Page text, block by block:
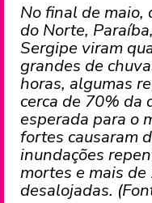
No final de maio,
do Norte,
Sergipe viram
grandes de
horas, algumas
cerca de 70% da
esperada para o
fortes causaram
inundações
mortes e mais
desalojadas.